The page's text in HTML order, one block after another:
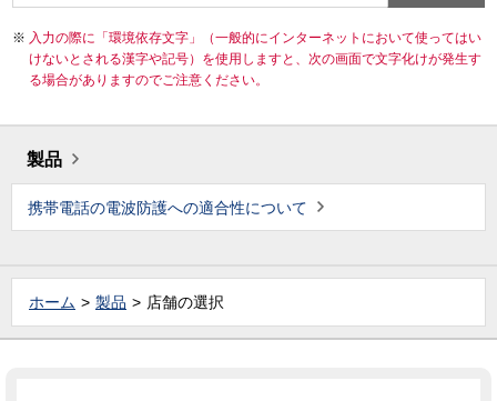
入力の際に「環境依存文字」（一般的にインターネットにおいて使ってはい
けないとされる漢字や記号）を使用しますと、次の画面で文字化けが発生す
る場合がありますのでご注意ください。
製品
携帯電話の電波防護への適合性について
ホーム 製品 店舗の選択